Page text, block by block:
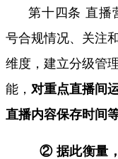
第十四条 直播
号合规情况、关注
维度，建立分级管
能， 对重点直播间
直播内容保存时间等
② 据此衡量